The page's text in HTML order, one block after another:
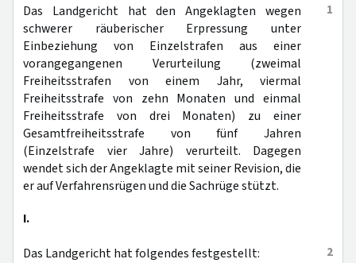
1
Das Landgericht hat den Angeklagten wegen
schwerer räuberischer Erpressung unter
Einbeziehung von Einzelstrafen aus einer
vorangegangenen Verurteilung (zweimal
Freiheitsstrafen von einem Jahr, viermal
Freiheitsstrafe von zehn Monaten und einmal
Freiheitsstrafe von drei Monaten) zu einer
Gesamtfreiheitsstrafe von fünf Jahren
(Einzelstrafe vier Jahre) verurteilt. Dagegen
wendet sich der Angeklagte mit seiner Revision, die
er auf Verfahrensrügen und die Sachrüge stützt.
I.
2
Das Landgericht hat folgendes festgestellt: